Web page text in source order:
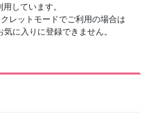
用しています。
レットモードでご利用の場合は
に入りに登録できません。